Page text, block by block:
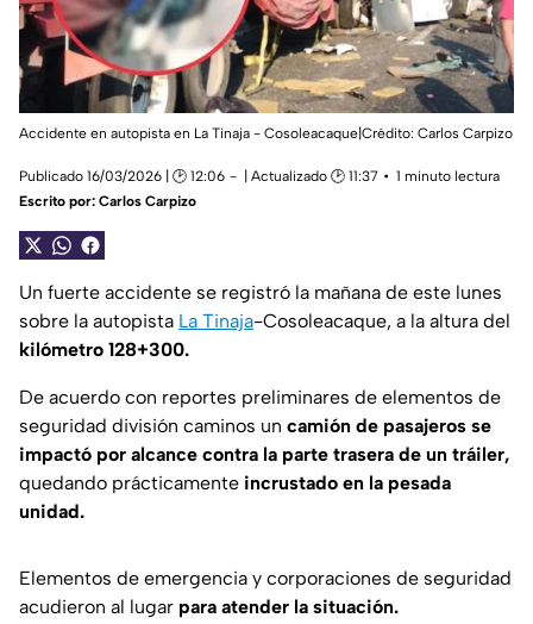
Accidente en autopista en La Tinaja - Cosoleacaque|Crédito: Carlos Carpizo
Publicado 16/03/2026 | 🕑 12:06 | Actualizado 🕑 11:37
1 minuto lectura
Escrito por: Carlos Carpizo
Un fuerte accidente se registró la mañana de este lunes
sobre la autopista La Tinaja-Cosoleacaque, a la altura del
kilómetro 128+300.
De acuerdo con reportes preliminares de elementos de
seguridad división caminos un camión de pasajeros se
impactó por alcance contra la parte trasera de un tráiler,
quedando prácticamente incrustado en la pesada
unidad.
Elementos de emergencia y corporaciones de seguridad
acudieron al lugar para atender la situación.